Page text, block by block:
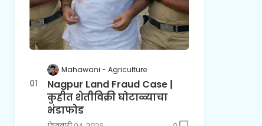
Mahawani Agriculture
Nagpur Land Fraud Case |
कुहीत शेतीविक्री घोटाळ्याचा
भंडाफोड